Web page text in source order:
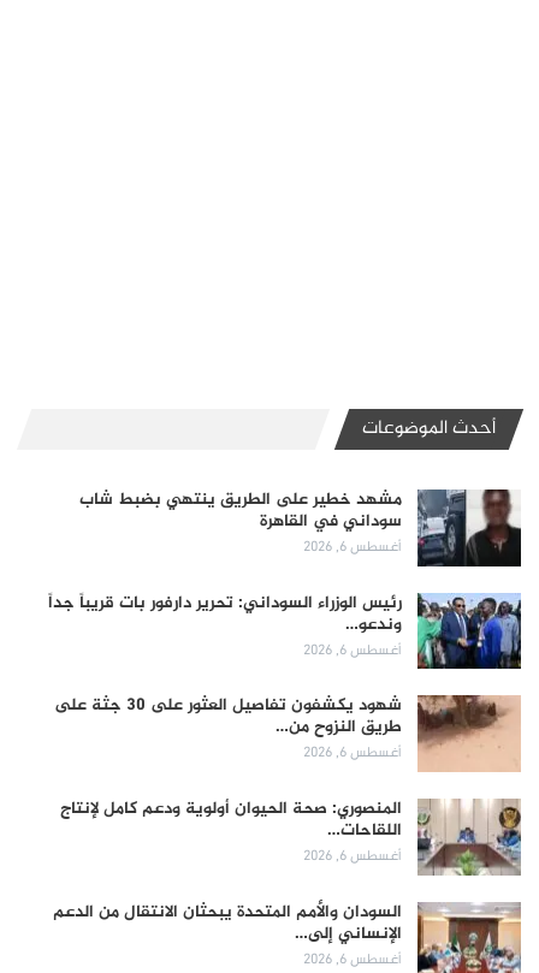
أحدث الموضوعات
مشهد خطير على الطريق ينتهي بضبط شاب
سوداني في القاهرة
أغسطس 6, 2026
رئيس الوزراء السوداني: تحرير دارفور بات قريباً جداً
وندعو…
أغسطس 6, 2026
شهود يكشفون تفاصيل العثور على 30 جثة على
طريق النزوح من…
أغسطس 6, 2026
المنصوري: صحة الحيوان أولوية ودعم كامل لإنتاج
اللقاحات…
أغسطس 6, 2026
السودان والأمم المتحدة يبحثان الانتقال من الدعم
الإنساني إلى…
أغسطس 6, 2026